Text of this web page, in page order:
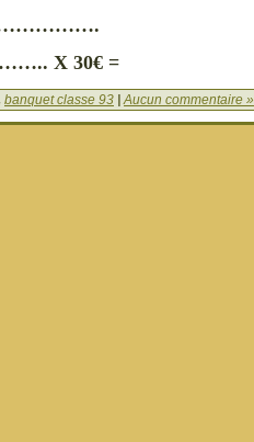
X 30€ =
banquet classe 93 |Aucun commentaire »